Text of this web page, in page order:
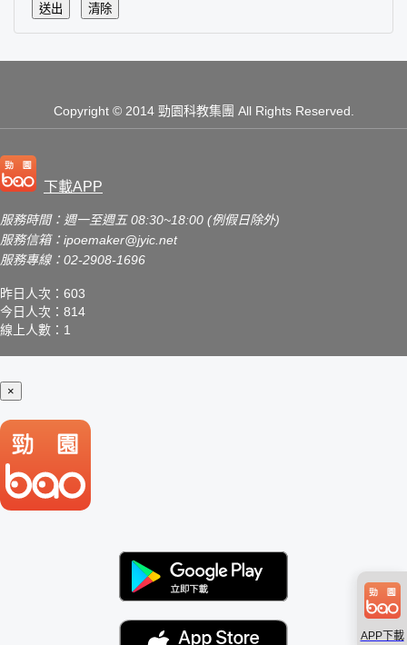
送出 清除
Copyright© 2014 勁園科教集團 All Rights Reserved.
下載APP
服務時間：週一至週五 08:30~18:00 (例假日除外)
服務信箱： ipoemaker@jyic.net
服務專線：02-2908-1696
昨日人次：603
今日人次：814
線上人數：1
×
APP下載